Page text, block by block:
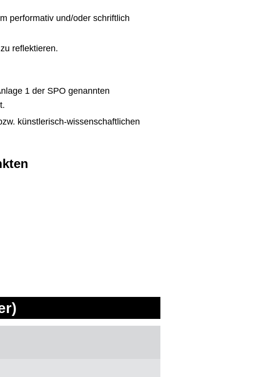
performativ und/oder schriftlich
reflektieren.
1 der SPO genannten
künstlerisch-wissenschaftlichen